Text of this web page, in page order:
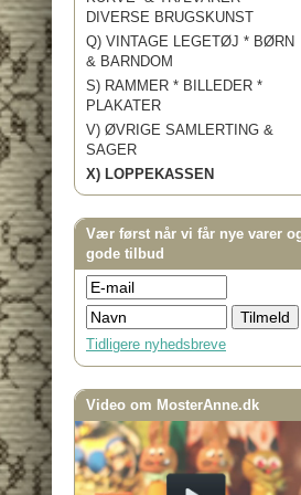
DIVERSE BRUGSKUNST
Q) VINTAGE LEGETØJ * BØRN
& BARNDOM
S) RAMMER * BILLEDER *
PLAKATER
V) ØVRIGE SAMLERTING &
SAGER
X) LOPPEKASSEN
Vær først når vi får nye varer
gode tilbud
Tidligere nyhedsbreve
Video om MosterAnne.dk